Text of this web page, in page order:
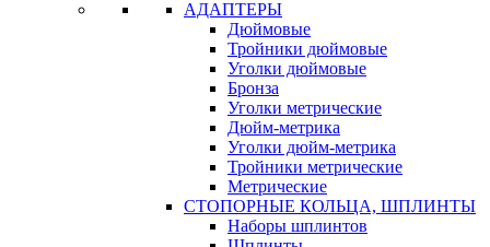
АДАПТЕРЫ
Дюймовые
Тройники дюймовые
Уголки дюймовые
Бронза
Уголки метрические
Дюйм-метрика
Уголки дюйм-метрика
Тройники метрические
Метрические
СТОПОРНЫЕ КОЛЬЦА, ШПЛИНТЫ
Наборы шплинтов